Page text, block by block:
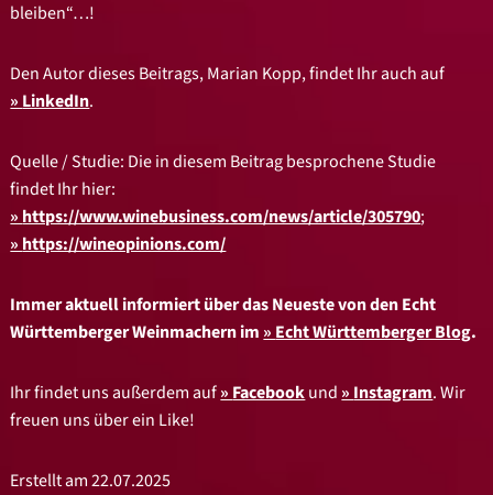
bleiben“…!
Den Autor dieses Beitrags, Marian Kopp, findet Ihr auch auf
LinkedIn.
Quelle / Studie: Die in diesem Beitrag besprochene Studie
findet Ihr hier:
https://www.winebusiness.com/news/article/305790;
https://wineopinions.com/
Immer aktuell informiert über das Neueste von den Echt
Württemberger Weinmachern im
Echt Württemberger Blog.
Ihr findet uns außerdem auf Facebookund Instagram. Wir
freuen uns über ein Like!
Erstellt am 22.07.2025